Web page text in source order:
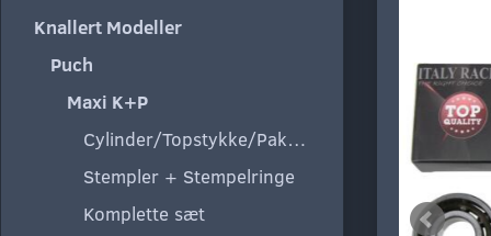
Knallert Modeller
Puch
Maxi K+P
Cylinder/Topstykke/Pakning
Stempler + Stempelringe
Komplette sæt